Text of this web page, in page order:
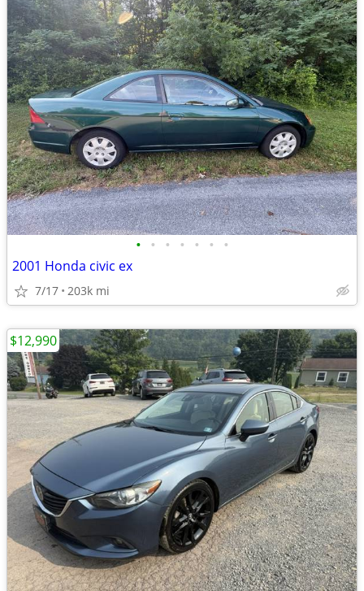
• • • • • • •
2001 Honda civic ex
7/17 203k mi
$12,990